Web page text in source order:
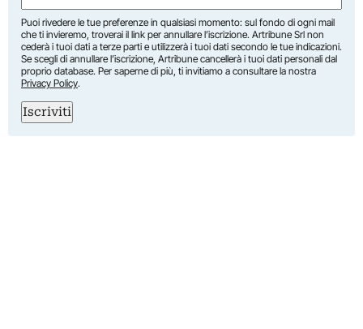
Puoi rivedere le tue preferenze in qualsiasi momento: sul fondo di ogni mail
che ti invieremo, troverai il link per annullare l’iscrizione. Artribune Srl non
cederà i tuoi dati a terze parti e utilizzerà i tuoi dati secondo le tue indicazioni.
Se scegli di annullare l’iscrizione, Artribune cancellerà i tuoi dati personali dal
proprio database. Per saperne di più, ti invitiamo a consultare la nostra
Privacy Policy.
Iscriviti